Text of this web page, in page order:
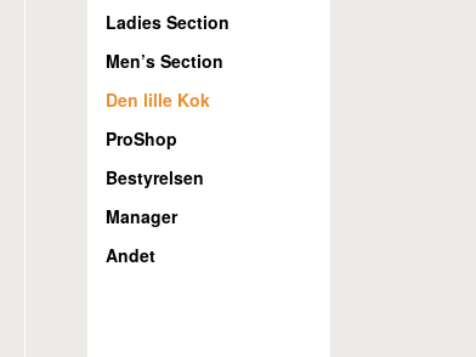
Ladies Section
Men’s Section
Den lille Kok
ProShop
Bestyrelsen
Manager
Andet